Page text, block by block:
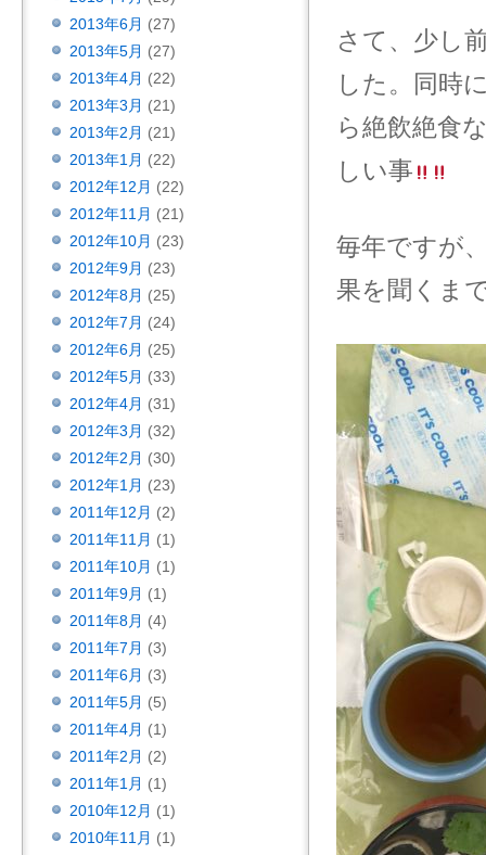
さて、少し
した。同時
ら絶飲絶食
しい事
毎年ですが
果を聞くま
2013年6月 (27)
2013年5月 (27)
2013年4月 (22)
2013年3月 (21)
2013年2月 (21)
2013年1月 (22)
2012年12月 (22)
2012年11月 (21)
2012年10月 (23)
2012年9月 (23)
2012年8月 (25)
2012年7月 (24)
2012年6月 (25)
2012年5月 (33)
2012年4月 (31)
2012年3月 (32)
2012年2月 (30)
2012年1月 (23)
2011年12月 (2)
2011年11月 (1)
2011年10月 (1)
2011年9月 (1)
2011年8月 (4)
2011年7月 (3)
2011年6月 (3)
2011年5月 (5)
2011年4月 (1)
2011年2月 (2)
2011年1月 (1)
2010年12月 (1)
2010年11月 (1)